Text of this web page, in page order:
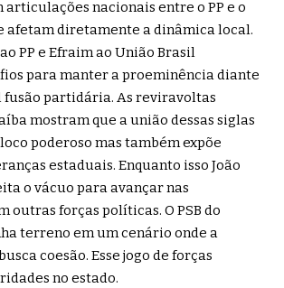
nacionais entre o PP e o
afetam diretamente a dinâmica local.
PP e Efraim ao União Brasil
para manter a proeminência diante
fusão partidária. As reviravoltas
mostram que a união dessas siglas
poderoso mas também expõe
estaduais. Enquanto isso João
o vácuo para avançar nas
outras forças políticas. O PSB do
terreno em um cenário onde a
coesão. Esse jogo de forças
no estado.